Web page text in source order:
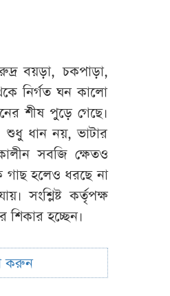
বয়ড়া, চকপাড়া,
নির্গত ঘন কালো
শীষ পুড়ে গেছে।
শুধু ধান নয়, ভাটার
সবজি ক্ষেতও
গাছ হলেও ধরছে না
কর্তৃপক্ষ
শিকার হচ্ছেন।
করুন